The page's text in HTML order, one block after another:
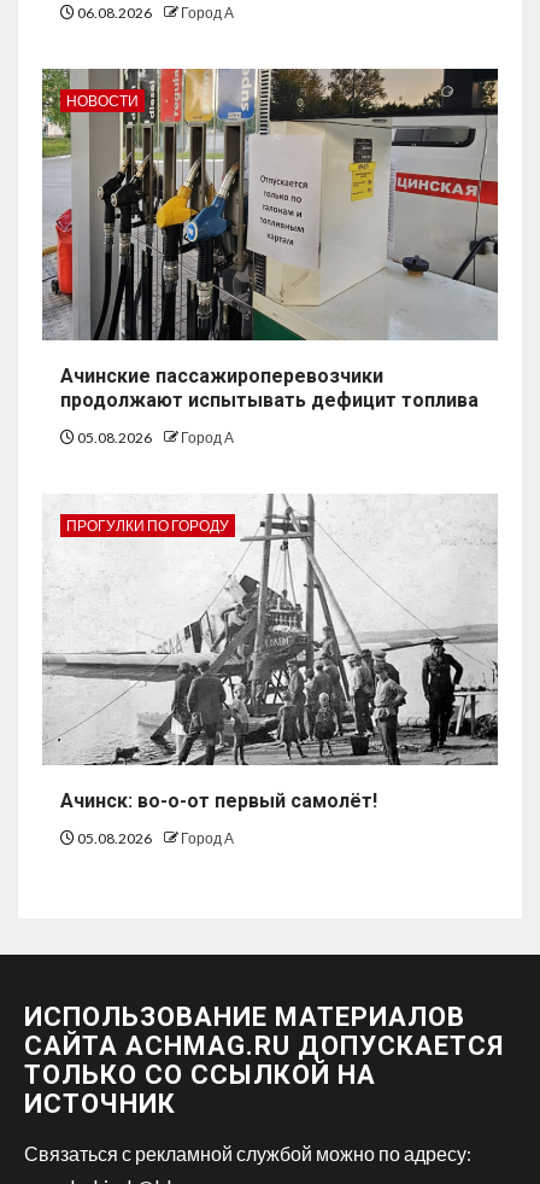
06.08.2026 Город А
НОВОСТИ
Ачинские пассажироперевозчики
продолжают испытывать дефицит топлива
05.08.2026 Город А
ПРОГУЛКИ ПО ГОРОДУ
Ачинск: во-о-от первый самолёт!
05.08.2026 Город А
ИСПОЛЬЗОВАНИЕ МАТЕРИАЛОВ
САЙТА ACHMAG.RU ДОПУСКАЕТСЯ
ТОЛЬКО СО ССЫЛКОЙ НА
ИСТОЧНИК
Связаться с рекламной службой можно по адресу: